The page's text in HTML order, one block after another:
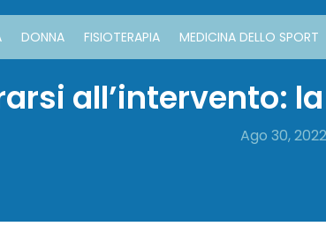
DONNA FISIOTERAPIA MEDICINA DELLO SPORT
all’intervento:
Ago 30, 2022